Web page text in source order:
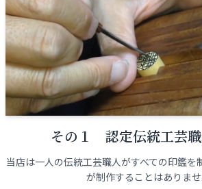
その１ 認定伝統工芸
当店は一人の伝統工芸職人がすべての印鑑を
が制作することはありませ